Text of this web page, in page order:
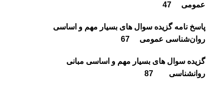
عمومی
پاسخ نامه گزیده سوال های بسیار مهم و اساسی
روان‌شناسى عمومی
گزیده سوال های بسیار مهم و اساسی مبانی
روانشناسی 87